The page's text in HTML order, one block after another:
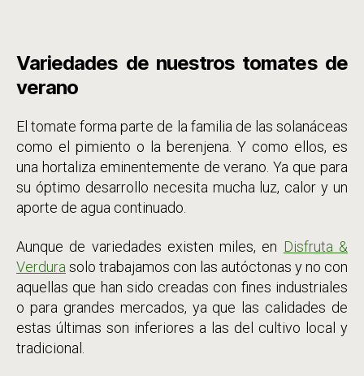
Variedades de nuestros tomates de
verano
El tomate forma parte de la familia de las solanáceas
como el pimiento o la berenjena. Y como ellos, es
una hortaliza eminentemente de verano. Ya que para
su óptimo desarrollo necesita mucha luz, calor y un
aporte de agua continuado.
Aunque de variedades existen miles, en Disfruta &
Verdura solo trabajamos con las autóctonas y no con
aquellas que han sido creadas con fines industriales
o para grandes mercados, ya que las calidades de
estas últimas son inferiores a las del cultivo local y
tradicional.